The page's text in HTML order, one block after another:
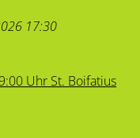
17:30
Uhr St. Boifatius